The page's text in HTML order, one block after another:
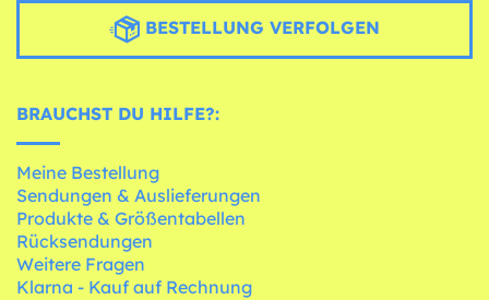
BESTELLUNG VERFOLGEN
BRAUCHST DU HILFE?:
Meine Bestellung
Sendungen & Auslieferungen
Produkte & Größentabellen
Rücksendungen
Weitere Fragen
Klarna - Kauf auf Rechnung